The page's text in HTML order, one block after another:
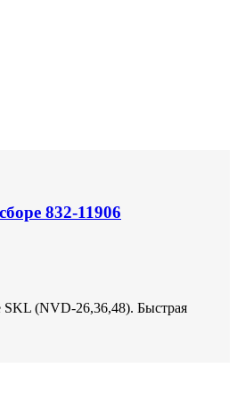
832-11906
SKL (NVD-26,36,48). Быстрая